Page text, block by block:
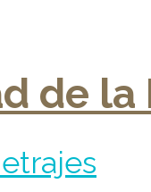
de la